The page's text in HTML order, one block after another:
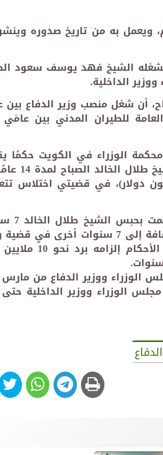
ويعمل به من تاريخ صدوره
الشيخ فهد يوسف سعود
الداخلية.
أن شغل منصب وزير الدفاع
أصدرت محكمة الوزراء في الكويت
بسجن وزير الداخلية ووزير
20 مليون دينار كويتي (حوالي 65 مليون دولار)، في قضيتي
وأفادت الصحف
وعزله من منصبه في قضية وزارة الدفاع، بالإضافة إلى 7 سنوات
الداخلية، مع تغريمه نفس المبلغ. كما شملت
مجلس الوزراء ووزير الداخلية